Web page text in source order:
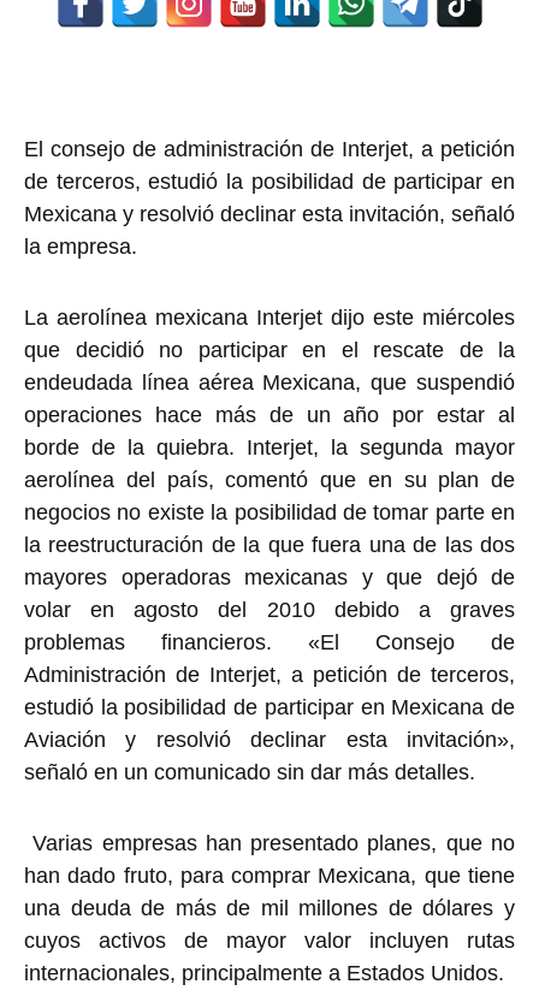
El consejo de administración de Interjet, a petición
de terceros, estudió la posibilidad de participar en
Mexicana y resolvió declinar esta invitación, señaló
la empresa.
La aerolínea mexicana Interjet dijo este miércoles
que decidió no participar en el rescate de la
endeudada línea aérea Mexicana, que suspendió
operaciones hace más de un año por estar al
borde de la quiebra. Interjet, la segunda mayor
aerolínea del país, comentó que en su plan de
negocios no existe la posibilidad de tomar parte en
la reestructuración de la que fuera una de las dos
mayores operadoras mexicanas y que dejó de
volar en agosto del 2010 debido a graves
problemas financieros. «El Consejo de
Administración de Interjet, a petición de terceros,
estudió la posibilidad de participar en Mexicana de
Aviación y resolvió declinar esta invitación»,
señaló en un comunicado sin dar más detalles.
Varias empresas han presentado planes, que no
han dado fruto, para comprar Mexicana, que tiene
una deuda de más de mil millones de dólares y
cuyos activos de mayor valor incluyen rutas
internacionales, principalmente a Estados Unidos.